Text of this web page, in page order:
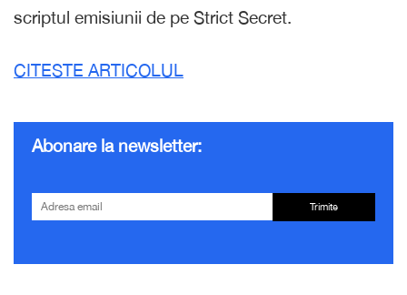
scriptul emisiunii de pe Strict Secret.
CITESTE ARTICOLUL
Abonare la newsletter:
Trimite